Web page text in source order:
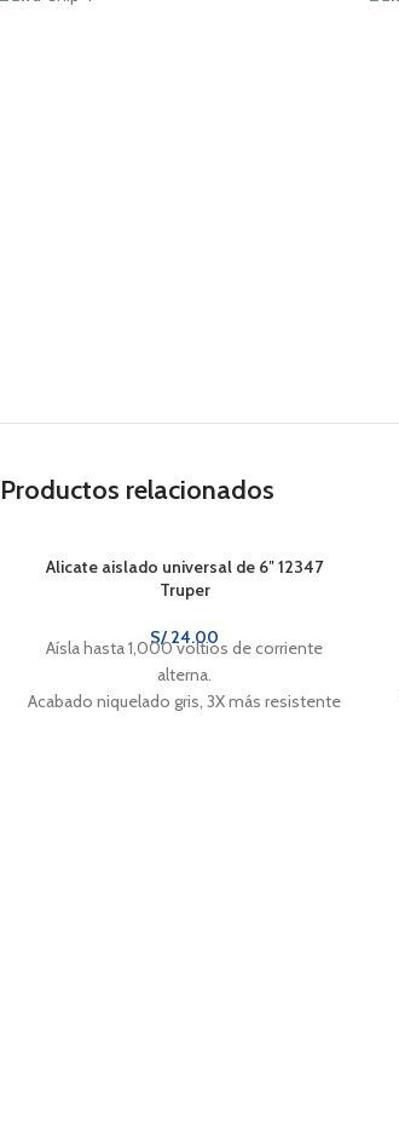
Productos relacionados
Alicate aislado universal de 6″ 12347
Truper
S/ 24.00
Aísla hasta 1,000 voltios de corriente
alterna.
Acabado niquelado gris, 3X más resistente